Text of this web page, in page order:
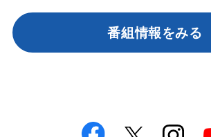
番組情報をみる